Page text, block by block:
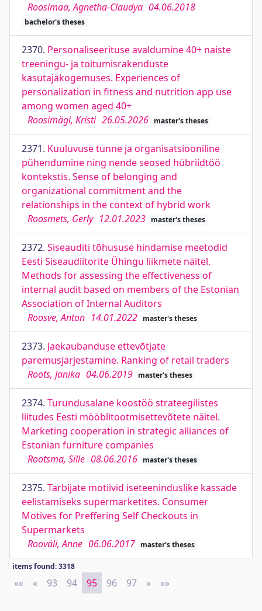
Roosimaa, Agnetha-Claudya 04.06.2018
bachelor's theses
2370. Personaliseerituse avaldumine 40+ naiste
treeningu- ja toitumisrakenduste
kasutajakogemuses. Experiences of
personalization in fitness and nutrition app use
among women aged 40+
Roosimägi, Kristi 26.05.2026 master's theses
2371. Kuuluvuse tunne ja organisatsiooniline
pühendumine ning nende seosed hübriidtöö
kontekstis. Sense of belonging and
organizational commitment and the
relationships in the context of hybrid work
Roosmets, Gerly 12.01.2023 master's theses
2372. Siseauditi tõhususe hindamise meetodid
Eesti Siseaudiitorite Ühingu liikmete näitel.
Methods for assessing the effectiveness of
internal audit based on members of the Estonian
Association of Internal Auditors
Roosve, Anton 14.01.2022 master's theses
2373. Jaekaubanduse ettevõtjate
paremusjärjestamine. Ranking of retail traders
Roots, Janika 04.06.2019 master's theses
2374. Turundusalane koostöö strateegilistes
liitudes Eesti mööblitootmisettevõtete näitel.
Marketing cooperation in strategic alliances of
Estonian furniture companies
Rootsma, Sille 08.06.2016 master's theses
2375. Tarbijate motiivid iseteeninduslike kassade
eelistamiseks supermarketites. Consumer
Motives for Preffering Self Checkouts in
Supermarkets
Rooväli, Anne 06.06.2017 master's theses
items found: 3318
«« First
« Previous
93 94 95 96 97 » Next
»»